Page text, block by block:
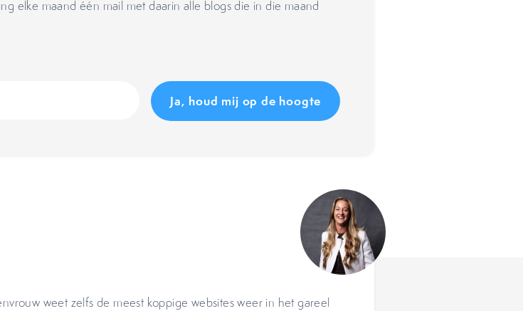
elke maand één mail met daarin alle blogs die in die maand
weet zelfs de meest koppige websites weer in het gareel